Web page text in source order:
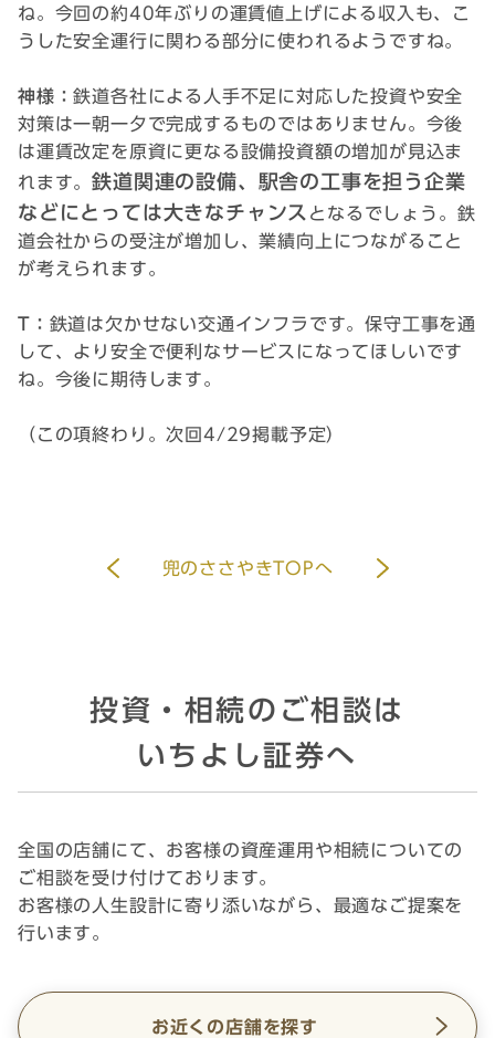
ね。今回の約40年ぶりの運賃値上げによる収入も、こ
うした安全運行に関わる部分に使われるようですね。
神様：鉄道各社による人手不足に対応した投資や安全
対策は一朝一夕で完成するものではありません。今後
は運賃改定を原資に更なる設備投資額の増加が見込ま
れます。鉄道関連の設備、駅舎の工事を担う企業
などにとっては大きなチャンス となるでしょう。鉄
道会社からの受注が増加し、業績向上につながること
が考えられます。
T： 鉄道は欠かせない交通インフラです。保守工事を通
して、より安全で便利なサービスになってほしいです
ね。今後に期待します。
（この項終わり。次回4/29掲載予定）
兜のささやきTOPへ
投資・相続のご相談は
いちよし証券へ
全国の店舗にて、お客様の資産運用や相続についての
ご相談を受け付けております。
お客様の人生設計に寄り添いながら、最適なご提案を
行います。
お近くの店舗を探す